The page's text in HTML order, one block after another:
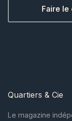
Faire le
Quartiers & Cie
Le magazine